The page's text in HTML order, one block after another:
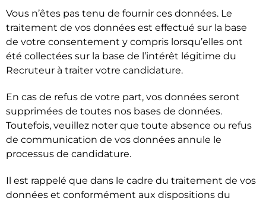
Vous n’êtes pas tenu de fournir ces données. Le
traitement de vos données est effectué sur la base
de votre consentement y compris lorsqu’elles ont
été collectées sur la base de l’intérêt légitime du
Recruteur à traiter votre candidature.
En cas de refus de votre part, vos données seront
supprimées de toutes nos bases de données.
Toutefois, veuillez noter que toute absence ou refus
de communication de vos données annule le
processus de candidature.
Il est rappelé que dans le cadre du traitement de vos
données et conformément aux dispositions du